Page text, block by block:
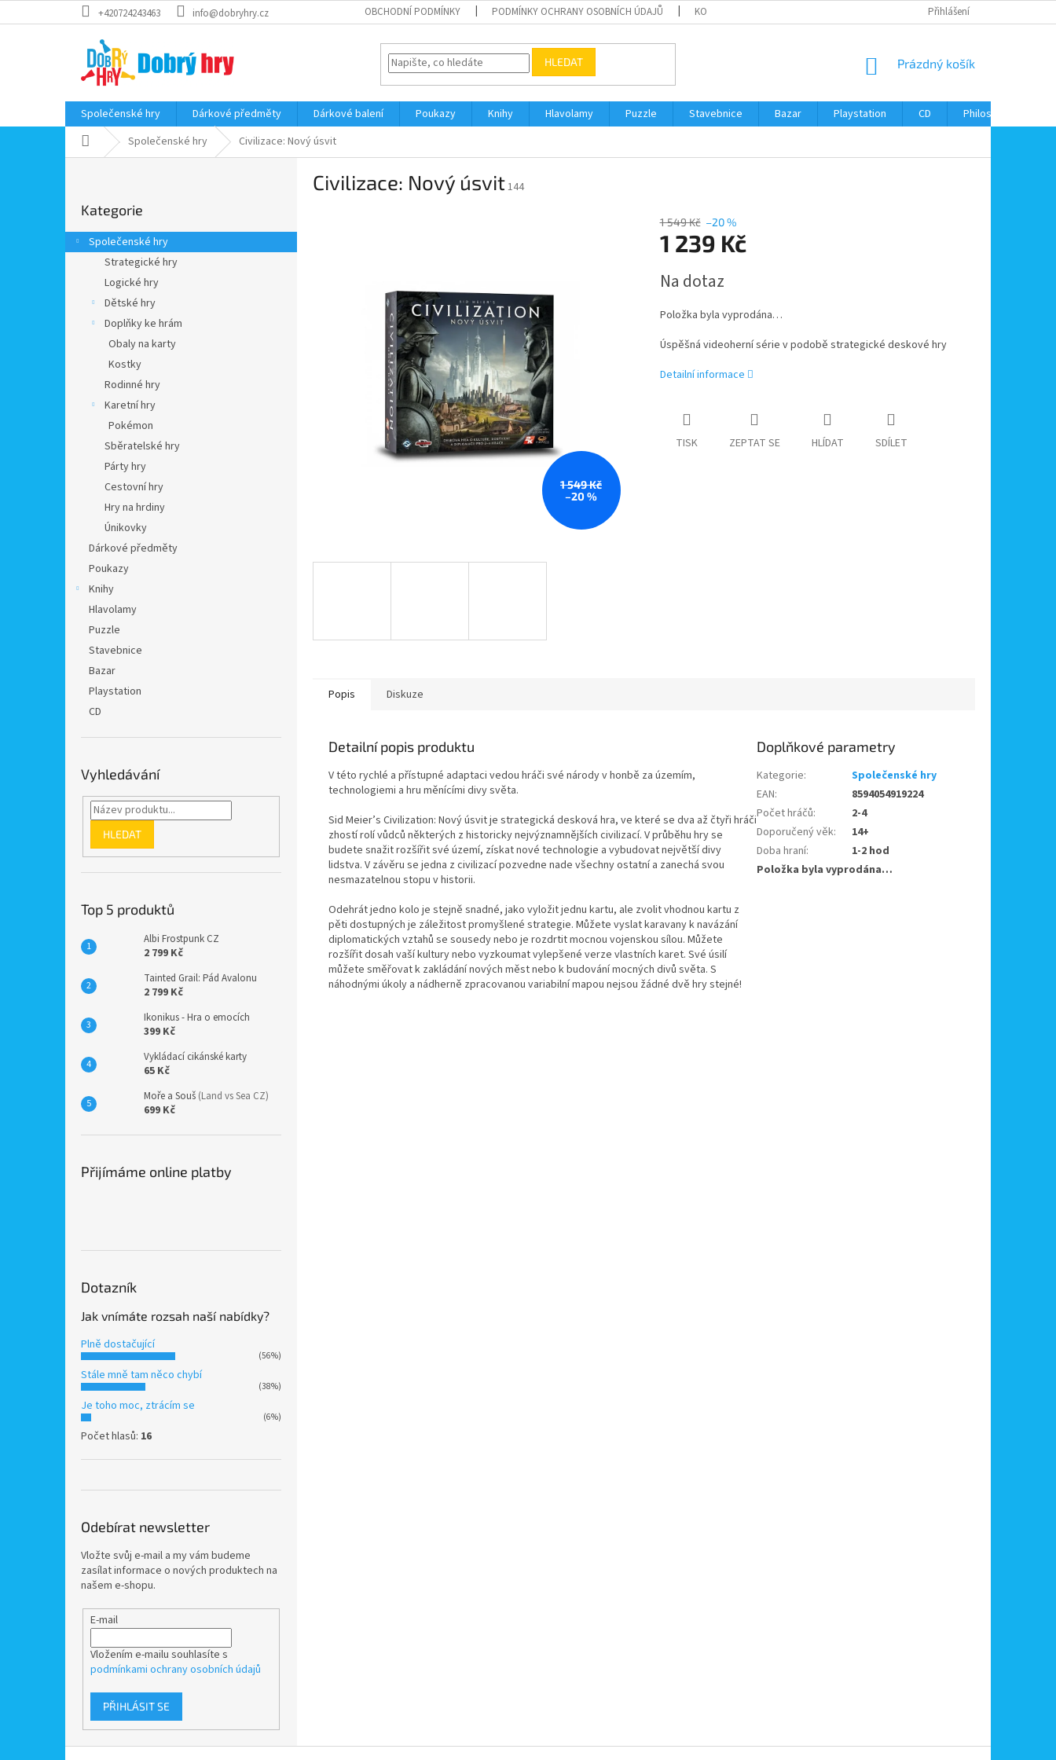
na
+420724243463 info@dobryhry.cz OBCHODNÍ PODMÍNKY PODMÍNKY OCHRANY OSOBNÍCH ÚDAJŮ KONTAKTY Přihlášení
HLEDAT
NÁKUPNÍ
Prázdný košík
Společenské hry Dárkové předměty Dárkové balení Poukazy Knihy Hlavolamy Puzzle Stavebnice Bazar Playstation CD Philos
Domů Společenské hry Civilizace: Nový úsvit
r
a
kategorie
Kategorie
Společenské hry
Strategické hry
Logické hry
Dětské hry
Doplňky ke hrám
Obaly na karty
Kostky
Rodinné hry
Karetní hry
Pokémon
Sběratelské hry
Párty hry
Cestovní hry
Hry na hrdiny
Únikovky
Dárkové předměty
Poukazy
Knihy
Hlavolamy
Puzzle
Stavebnice
Bazar
Playstation
CD
Vyhledávání
HLEDAT
Top 5 produktů
Albi Frostpunk CZ
2 799 Kč
Tainted Grail: Pád Avalonu
2 799 Kč
Ikonikus - Hra o emocích
399 Kč
Vykládací cikánské karty
65 Kč
Moře a Souš (Land vs Sea CZ)
699 Kč
Přijímáme online platby
Dotazník
Jak vnímáte rozsah naší nabídky?
Plně dostačující
(56%)
Stále mně tam něco chybí
(38%)
Je toho moc, ztrácím se
(6%)
Počet hlasů: 16
Odebírat newsletter
Vložte svůj e-mail a my vám budeme
zasílat informace o nových produktech na
našem e-shopu.
E-mail
Vložením e-mailu souhlasíte s
podmínkami ochrany osobních údajů
PŘIHLÁSIT SE
Civilizace: Nový úsvit144
1 549 Kč
–20 %
1 549 Kč –20 %
1 239 Kč
cena:
Na dotaz
Položka byla vyprodána…
Úspěšná videoherní série v podobě strategické deskové hry
Detailní informace
TISK ZEPTAT SE HLÍDAT SDÍLET
Popis Diskuze
Detailní popis produktu
V této rychlé a přístupné adaptaci vedou hráči své národy v honbě za územím,
technologiemi a hru měnícími divy světa.
Sid Meier’s Civilization: Nový úsvit je strategická desková hra, ve které se dva až čtyři hráči
zhostí rolí vůdců některých z historicky nejvýznamnějších civilizací. V průběhu hry se
budete snažit rozšířit své území, získat nové technologie a vybudovat největší divy
lidstva. V závěru se jedna z civilizací pozvedne nade všechny ostatní a zanechá svou
nesmazatelnou stopu v historii.
Odehrát jedno kolo je stejně snadné, jako vyložit jednu kartu, ale zvolit vhodnou kartu z
pěti dostupných je záležitost promyšlené strategie. Můžete vyslat karavany k navázání
diplomatických vztahů se sousedy nebo je rozdrtit mocnou vojenskou sílou. Můžete
rozšířit dosah vaší kultury nebo vyzkoumat vylepšené verze vlastních karet. Své úsilí
můžete směřovat k zakládání nových měst nebo k budování mocných divů světa. S
náhodnými úkoly a nádherně zpracovanou variabilní mapou nejsou žádné dvě hry stejné!
Doplňkové parametry
Kategorie:
Společenské hry
EAN:
8594054919224
Počet hráčů:
2-4
Doporučený věk:
14+
Doba hraní:
1-2 hod
Položka byla vyprodána…